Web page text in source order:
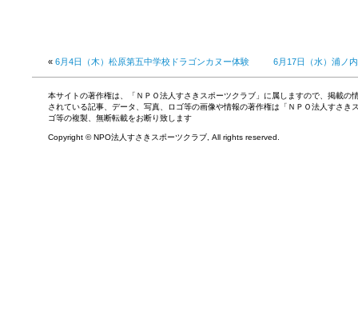
« 6月4日（木）松原第五中学校ドラゴンカヌー体験 6月17日（水）浦ノ
本サイトの著作権は、「ＮＰＯ法人すさきスポーツクラブ」に属しますので、掲載
されている記事、データ、写真、ロゴ等の画像や情報の著作権は「ＮＰＯ法人すさ
ゴ等の複製、無断転載をお断り致します
Copyright © NPO法人すさきスポーツクラブ, All rights reserved.